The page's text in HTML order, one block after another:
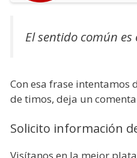
El sentido común
Con esa frase intentamos
de timos, deja un
Solicito información